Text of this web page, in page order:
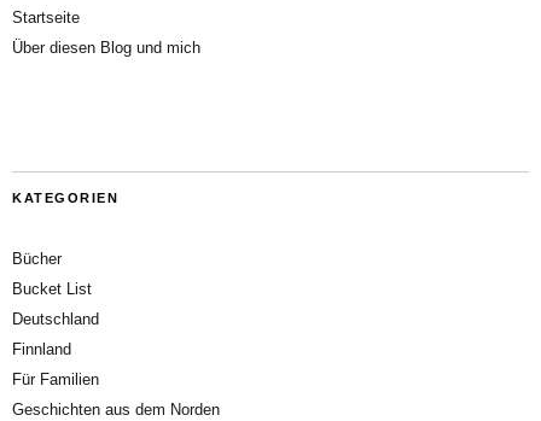
Startseite
Über diesen Blog und mich
KATEGORIEN
Bücher
Bucket List
Deutschland
Finnland
Für Familien
Geschichten aus dem Norden